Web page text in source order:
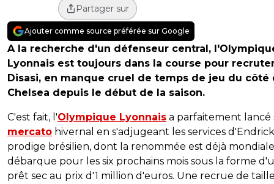
Partager sur
Ajouter comme source préférée sur Google
A la recherche d'un défenseur central,
Lyonnais est toujours dans la course pour
Disasi, en manque cruel de temps de jeu du côté
Chelsea depuis le début de la saison.
C'est fait, l'Olympique Lyonnais a parfaitement lancé
mercato hivernal en s'adjugeant les services
prodige brésilien, dont la renommée est déjà
débarque pour les six prochains mois sous la forme
prêt sec au prix d'1 million d'euros. Une recrue de